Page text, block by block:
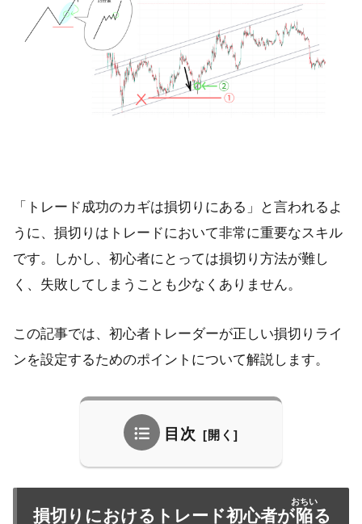
「トレード成功のカギは損切りにある」と言われるよ
うに、損切りはトレードにおいて非常に重要なスキル
です。しかし、初心者にとっては損切り方法が難し
く、失敗してしまうことも少なくありません。
この記事では、初心者トレーダーが正しい損切りライ
ンを設定するためのポイントについて解説します。
目次
損切りにおけるトレード初心者が陥
おちい
る